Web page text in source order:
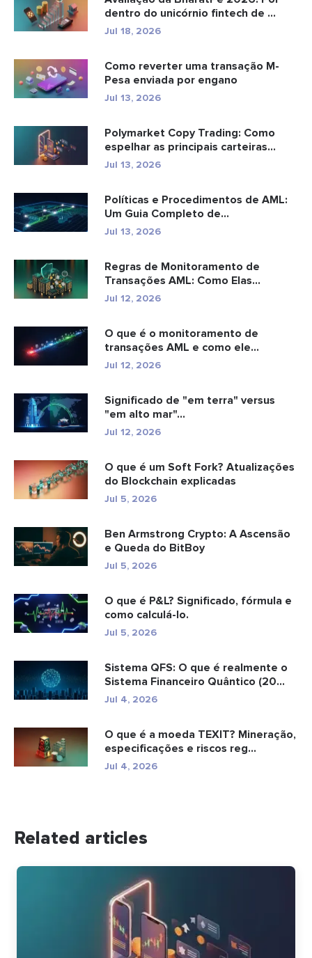
dentro do unicórnio fintech de ...
Jul 18, 2026
Como reverter uma transação M-
Pesa enviada por engano
Jul 13, 2026
Polymarket Copy Trading: Como
espelhar as principais carteiras
com...
Jul 13, 2026
Políticas e Procedimentos de AML:
Um Guia Completo de
Conformidade
Jul 13, 2026
Regras de Monitoramento de
Transações AML: Como Elas
Detectam Cr...
Jul 12, 2026
O que é o monitoramento de
transações AML e como ele
funciona?
Jul 12, 2026
Significado de "em terra" versus
"em alto mar"...
Jul 12, 2026
O que é um Soft Fork? Atualizações
do Blockchain explicadas
Jul 5, 2026
Ben Armstrong Crypto: A Ascensão
e Queda do BitBoy
Jul 5, 2026
O que é P&L? Significado, fórmula e
como calculá-lo.
Jul 5, 2026
Sistema QFS: O que é realmente o
Sistema Financeiro Quântico (20...
Jul 4, 2026
O que é a moeda TEXIT? Mineração,
especificações e riscos reg...
Jul 4, 2026
Related articles